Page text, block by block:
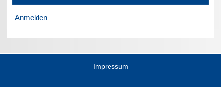
Anmelden
Impressum